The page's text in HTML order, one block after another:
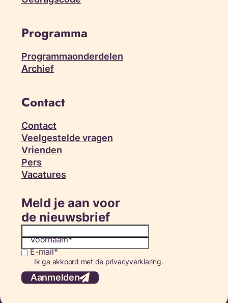
Programma
Programmaonderdelen
Archief
Contact
Contact
Veelgestelde vragen
Vrienden
Pers
Vacatures
Meld je aan voor
de nieuwsbrief
Voornaam
E-mail
Consent
Ik ga akkoord met de privacyverklaring.
Aanmelden